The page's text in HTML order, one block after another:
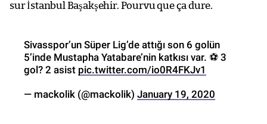
sur İstanbul Başakşehir. Pourvu que ça dure.
Sivasspor’un Süper Lig’de attığı son 6 golün
5’inde Mustapha Yatabare’nin katkısı var. ⚽️ 3
gol?️ 2 asist pic.twitter.com/io0R4FKJv1
— mackolik (@mackolik) January 19, 2020